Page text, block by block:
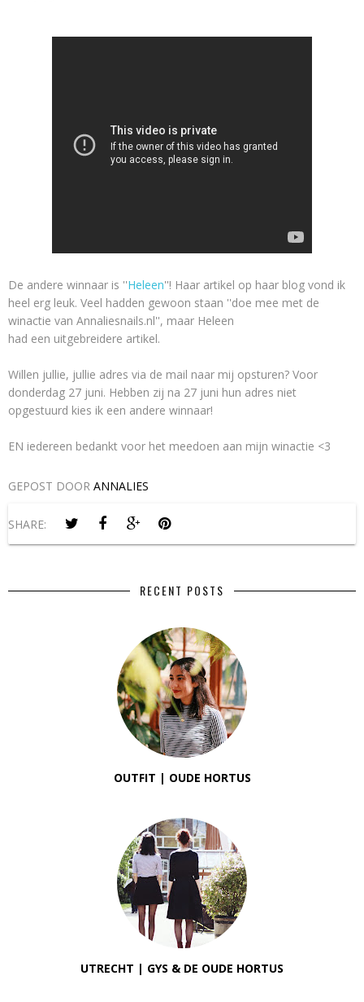
De andere winnaar is ''Heleen''! Haar artikel op haar blog vond ik
heel erg leuk. Veel hadden gewoon staan ''doe mee met de
winactie van Annaliesnails.nl'', maar Heleen
had een uitgebreidere artikel.
Willen jullie, jullie adres via de mail naar mij opsturen? Voor
donderdag 27 juni. Hebben zij na 27 juni hun adres niet
opgestuurd kies ik een andere winnaar!
EN iedereen bedankt voor het meedoen aan mijn winactie <3
GEPOST DOOR ANNALIES
SHARE:
RECENT POSTS
OUTFIT | OUDE HORTUS
UTRECHT | GYS & DE OUDE HORTUS